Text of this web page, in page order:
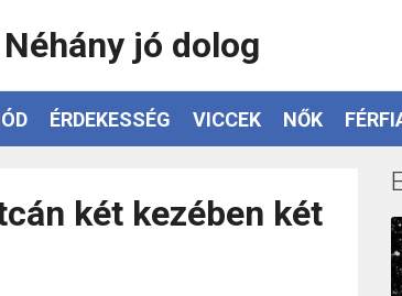
Néhány jó dolog
ÉRDEKESSÉG VICCEK NŐK
két kezében két